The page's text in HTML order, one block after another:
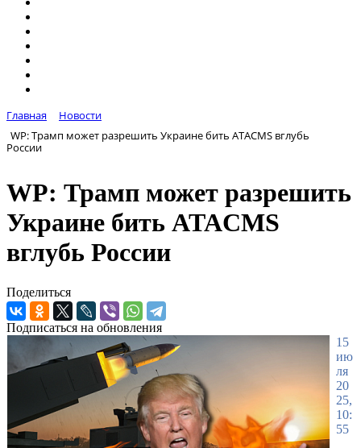
Главная
Новости
WP: Трамп может разрешить Украине бить ATACMS вглубь
России
WP: Трамп может разрешить
Украине бить ATACMS
вглубь России
Поделиться
Подписаться на обновления
15
ию
ля
20
25,
10:
55